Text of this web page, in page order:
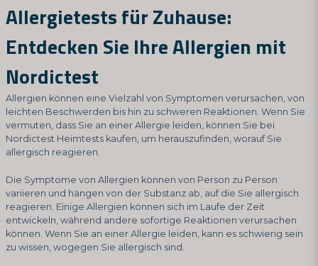
Allergietests für Zuhause:
Entdecken Sie Ihre Allergien mit
Nordictest
Allergien können eine Vielzahl von Symptomen verursachen, von
leichten Beschwerden bis hin zu schweren Reaktionen. Wenn Sie
vermuten, dass Sie an einer Allergie leiden, können Sie bei
Nordictest Heimtests kaufen, um herauszufinden, worauf Sie
allergisch reagieren.
Die Symptome von Allergien können von Person zu Person
variieren und hängen von der Substanz ab, auf die Sie allergisch
reagieren. Einige Allergien können sich im Laufe der Zeit
entwickeln, während andere sofortige Reaktionen verursachen
können. Wenn Sie an einer Allergie leiden, kann es schwierig sein
zu wissen, wogegen Sie allergisch sind.